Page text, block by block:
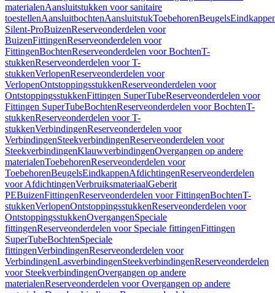
materialenAansluitstukken voor sanitaire
toestellenAansluitbochtenAansluitstukToebehorenBeugels
Silent-ProBuizenReserveonderdelen voor
BuizenFittingenReserveonderdelen voor
FittingenBochtenReserveonderdelen voor BochtenT-
stukkenReserveonderdelen voor T-
stukkenVerlopenReserveonderdelen voor
VerlopenOntstoppingsstukkenReserveonderdelen voor
OntstoppingsstukkenFittingen SuperTubeReserveonderdelen voor
Fittingen SuperTubeBochtenReserveonderdelen voor BochtenT-
stukkenReserveonderdelen voor T-
stukkenVerbindingenReserveonderdelen voor
VerbindingenSteekverbindingenReserveonderdelen voor
SteekverbindingenKlauwverbindingenOvergangen op andere
materialenToebehorenReserveonderdelen voor
ToebehorenBeugelsEindkappenAfdichtingenReserveonderdelen
voor AfdichtingenVerbruiksmateriaalGeberit
PEBuizenFittingenReserveonderdelen voor FittingenBochtenT-
stukkenVerlopenOntstoppingsstukkenReserveonderdelen voor
OntstoppingsstukkenOvergangenSpeciale
fittingenReserveonderdelen voor Speciale fittingenFittingen
SuperTubeBochtenSpeciale
fittingenVerbindingenReserveonderdelen voor
VerbindingenLasverbindingenSteekverbindingenReserveonderdelen
voor SteekverbindingenOvergangen op andere
materialenReserveonderdelen voor Overgangen op andere